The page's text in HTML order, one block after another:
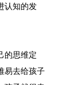
认知的发
的思维定
易去给孩子